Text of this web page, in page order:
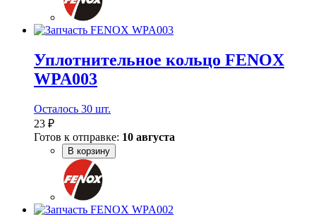
Уплотнительное кольцо FENOX
WPA003
Осталось 30 шт.
23 ₽
Готов к отправке: 10 августа
В корзину